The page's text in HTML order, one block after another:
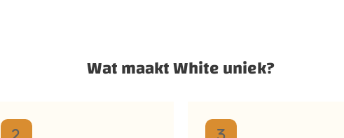
Wat maakt White uniek?